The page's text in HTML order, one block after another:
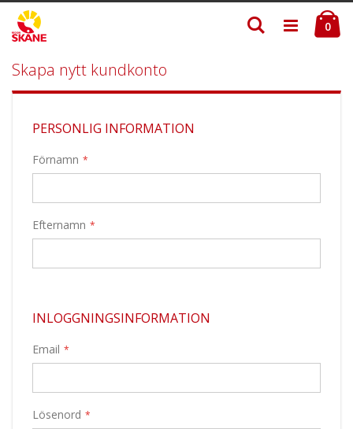
Skip
to
Content
0
Söka
Skapa nytt kundkonto
PERSONLIG INFORMATION
Förnamn
Efternamn
INLOGGNINGSINFORMATION
Email
Lösenord